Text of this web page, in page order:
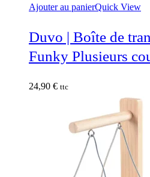
Ajouter au panierQuick View
Duvo | Boîte de
Funky Plusieurs
24,90 € ttc